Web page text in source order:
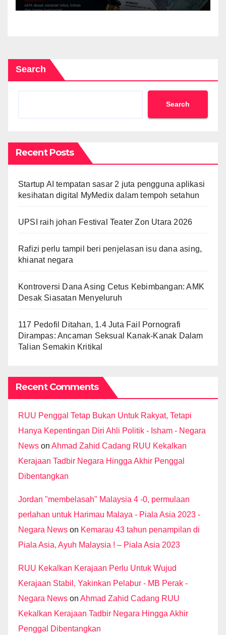
Search
Search
Recent Posts
Startup AI tempatan sasar 2 juta pengguna aplikasi
kesihatan digital MyMedix dalam tempoh setahun
UPSI raih johan Festival Teater Zon Utara 2026
Rafizi perlu tampil beri penjelasan isu dana asing,
khianat negara
Kontroversi Dana Asing Cetus Kebimbangan: AMK
Desak Siasatan Menyeluruh
117 Pedofil Ditahan, 1.4 Juta Fail Pornografi
Dirampas: Ancaman Seksual Kanak-Kanak Dalam
Talian Semakin Kritikal
Recent Comments
RUU Penggal Tetap Bukan Untuk Rakyat, Tetapi
Hanya Kepentingan Diri Ahli Politik - Isham - Negara
News on Ahmad Zahid Cadang RUU Kekalkan
Kerajaan Tadbir Negara Hingga Akhir Penggal
Dibentangkan
Jordan "membelasah" Malaysia 4 -0, permulaan
perlahan untuk Harimau Malaya - Piala Asia 2023 -
Negara News on Kemarau 43 tahun penampilan di
Piala Asia, Ayuh Malaysia ! – Piala Asia 2023
RUU Kekalkan Kerajaan Perlu Untuk Wujud
Kerajaan Stabil, Yakinkan Pelabur - MB Perak -
Negara News on Ahmad Zahid Cadang RUU
Kekalkan Kerajaan Tadbir Negara Hingga Akhir
Penggal Dibentangkan